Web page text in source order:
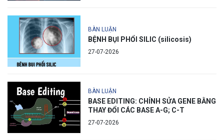
BÀN LUẬN
BỆNH BỤI PHỔI SILIC (silicosis)
27-07-2026
BÀN LUẬN
BASE EDITING: CHỈNH SỬA GENE BẰNG
THAY ĐỔI CÁC BASE A-G; C-T
27-07-2026